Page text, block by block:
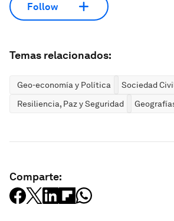
Follow
Temas relacionados:
Geo-economía y Política
Sociedad
Resiliencia, Paz y Seguridad
Comparte: